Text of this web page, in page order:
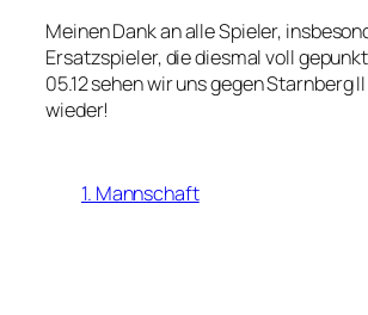
Meinen Dank an alle Spieler,
Ersatzspieler, die diesmal voll
05.12 sehen wir uns gegen Starnberg
wieder!
1. Mannschaft